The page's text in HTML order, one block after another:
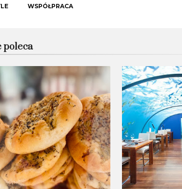
WSPÓŁPRACA
poleca